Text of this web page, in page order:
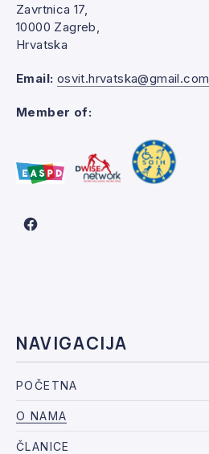
Zavrtnica 17,
10000 Zagreb,
Hrvatska
Email: osvit.hrvatska@gmail.com
Member of:
New Window
NAVIGACIJA
POČETNA
O NAMA
ČLANICE